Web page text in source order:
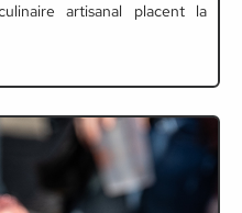
artisanal placent la